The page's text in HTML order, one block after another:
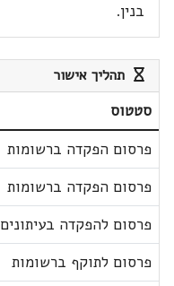
בנין.
תהליך אישור
סטטוס
פרסום הפקדה ברשומות
פרסום הפקדה ברשומות
פרסום להפקדה בעיתונים
פרסום לתוקף ברשומות